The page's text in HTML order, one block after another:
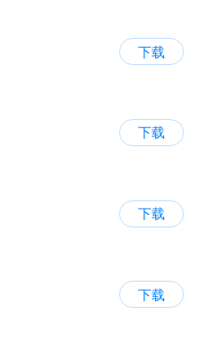
下载
下载
下载
下载